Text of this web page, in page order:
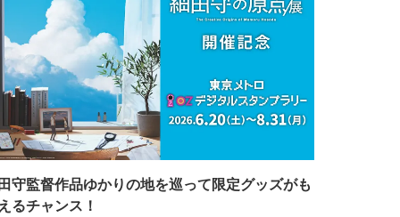
守監督作品ゆかりの地を巡って限定グッズがも
るチャンス！